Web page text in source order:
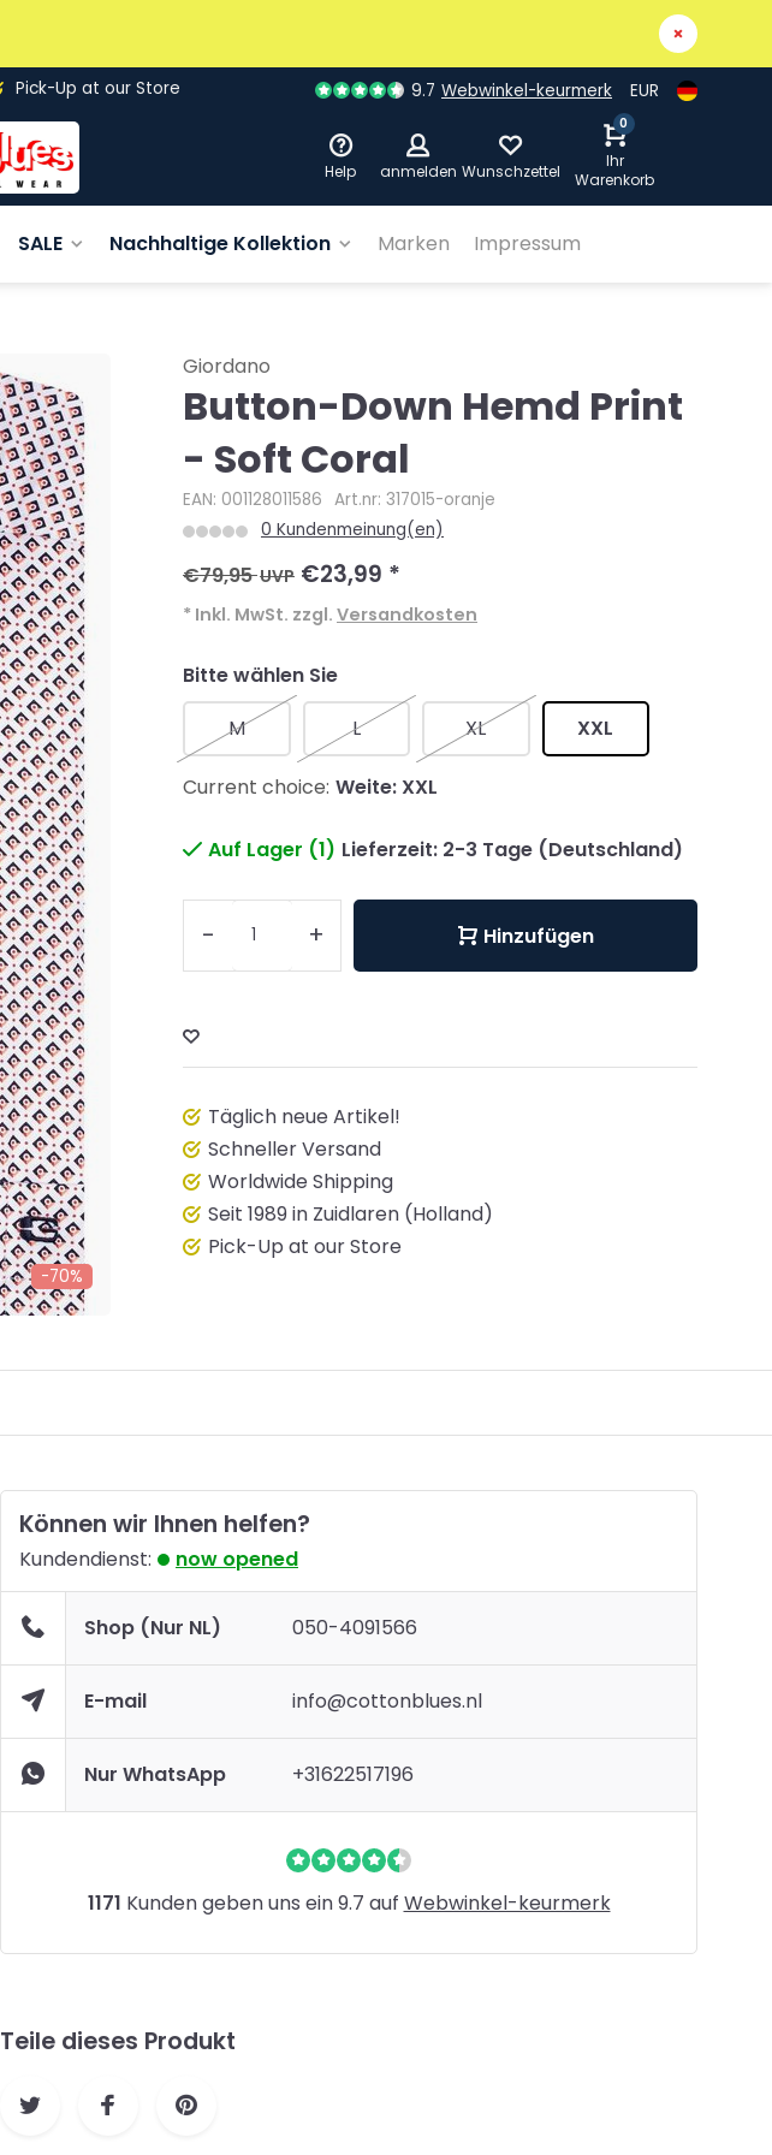
Pick-Up at our Store 9.7 Webwinkel-keurmerk EUR
Help anmelden Wunschzettel
0
Ihr
Warenkorb
SALE Nachhaltige Kollektion Marken Impressum
-70%
Giordano
Button-Down Hemd Print
- Soft Coral
EAN: 001128011586 Art.nr: 317015-oranje
0 Kundenmeinung(en)
€79,95UVP €23,99 *
* Inkl. MwSt. zzgl. Versandkosten
Bitte wählen Sie
M
L XL XXL
Current choice: Weite: XXL
Auf Lager (1) Lieferzeit: 2-3 Tage (Deutschland)
- + Hinzufügen
Täglich neue Artikel!
Schneller Versand
Worldwide Shipping
Seit 1989 in Zuidlaren (Holland)
Pick-Up at our Store
Können wir Ihnen helfen?
Kundendienst: now opened
Shop (Nur NL) 050-4091566
E-mail info@cottonblues.nl
Nur WhatsApp +31622517196
1171 Kunden geben uns ein 9.7 auf Webwinkel-keurmerk
Teile dieses Produkt